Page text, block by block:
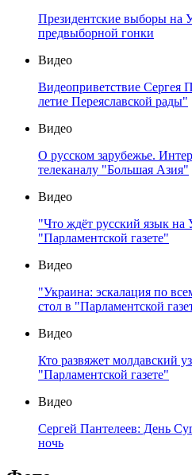
Президентские выборы на
предвыборной гонки
Видео
Видеоприветствие Сергея
летие Переяславской рады"
Видео
О русском зарубежье.
телеканалу "Большая Азия"
Видео
"Что ждёт русский язык на
"Парламентской газете"
Видео
"Украина: эскалация по
стол в "Парламентской
Видео
Кто развяжет молдавский
"Парламентской газете"
Видео
Сергей Пантелеев: День
ночь